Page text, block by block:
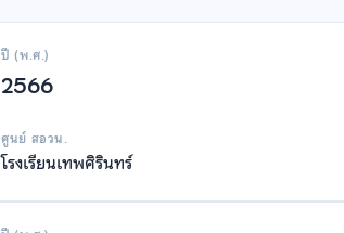
ปี (พ.ศ.)
2566
ศูนย์ สอวน.
โรงเรียนเทพศิรินทร์